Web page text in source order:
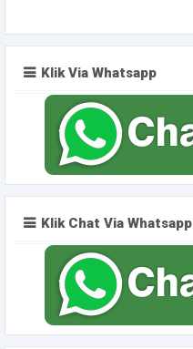
Klik Via Whatsapp
Klik Chat Via Whatsapp